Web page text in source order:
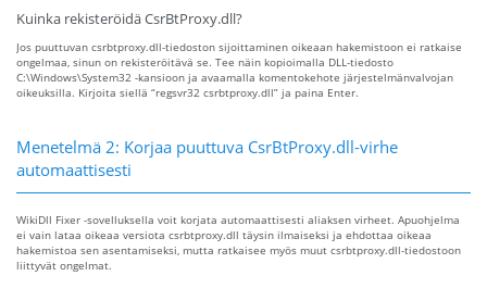
Kuinka rekisteröidä CsrBtProxy.dll?
Jos puuttuvan csrbtproxy.dll-tiedoston sijoittaminen oikeaan hakemistoon ei ratkaise
ongelmaa, sinun on rekisteröitävä se. Tee näin kopioimalla DLL-tiedosto
C:\Windows\System32 -kansioon ja avaamalla komentokehote järjestelmänvalvojan
oikeuksilla. Kirjoita siellä “regsvr32 csrbtproxy.dll” ja paina Enter.
Menetelmä 2: Korjaa puuttuva CsrBtProxy.dll-virhe
automaattisesti
WikiDll Fixer -sovelluksella voit korjata automaattisesti aliaksen virheet. Apuohjelma
ei vain lataa oikeaa versiota csrbtproxy.dll täysin ilmaiseksi ja ehdottaa oikeaa
hakemistoa sen asentamiseksi, mutta ratkaisee myös muut csrbtproxy.dll-tiedostoon
liittyvät ongelmat.